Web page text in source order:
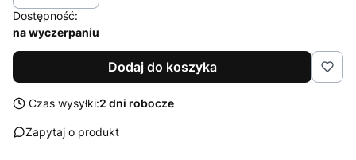
Dostępność:
na wyczerpaniu
Dodaj do koszyka
Czas wysyłki:2 dni robocze
Zapytaj o produkt